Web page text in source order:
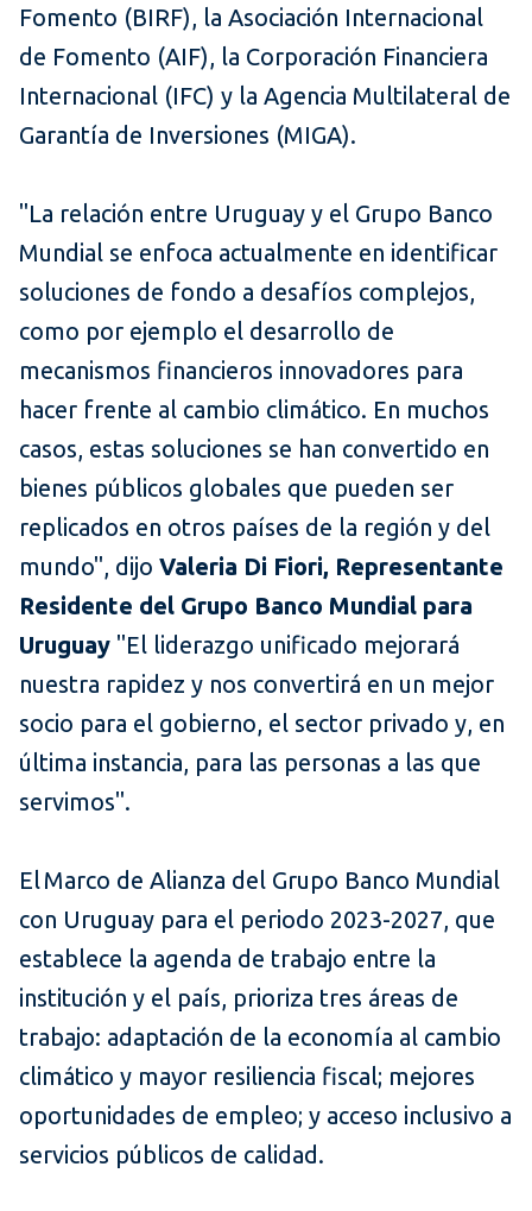
Fomento (BIRF), la Asociación Internacional
de Fomento (AIF), la Corporación Financiera
Internacional (IFC) y la Agencia Multilateral de
Garantía de Inversiones (MIGA).
"La relación entre Uruguay y el Grupo Banco
Mundial se enfoca actualmente en identificar
soluciones de fondo a desafíos complejos,
como por ejemplo el desarrollo de
mecanismos financieros innovadores para
hacer frente al cambio climático. En muchos
casos, estas soluciones se han convertido en
bienes públicos globales que pueden ser
replicados en otros países de la región y del
mundo", dijo Valeria Di Fiori, Representante
Residente del Grupo Banco Mundial para
Uruguay "El liderazgo unificado mejorará
nuestra rapidez y nos convertirá en un mejor
socio para el gobierno, el sector privado y, en
última instancia, para las personas a las que
servimos".
El Marco de Alianza del Grupo Banco Mundial
con Uruguay para el periodo 2023-2027, que
establece la agenda de trabajo entre la
institución y el país, prioriza tres áreas de
trabajo: adaptación de la economía al cambio
climático y mayor resiliencia fiscal; mejores
oportunidades de empleo; y acceso inclusivo a
servicios públicos de calidad.